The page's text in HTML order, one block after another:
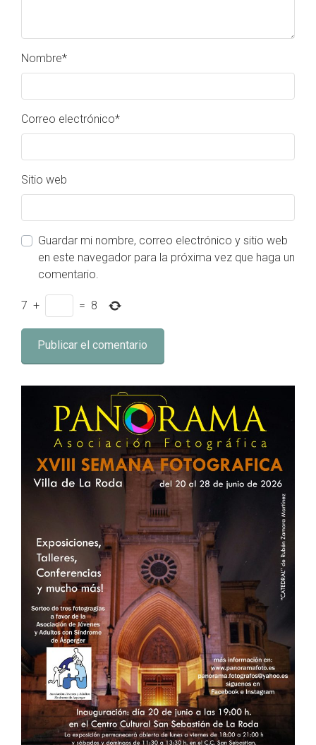
Nombre*
Correo electrónico*
Sitio web
Guardar mi nombre, correo electrónico y sitio web
en este navegador para la próxima vez que haga un
comentario.
7 + = 8